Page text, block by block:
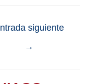
siguiente
→